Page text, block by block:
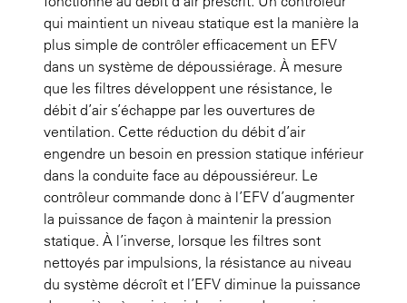
qui maintient un niveau statique est la manière la
plus simple de contrôler efficacement un EFV
dans un système de dépoussiérage. À mesure
que les filtres développent une résistance, le
débit d’air s’échappe par les ouvertures de
ventilation. Cette réduction du débit d’air
engendre un besoin en pression statique inférieur
dans la conduite face au dépoussiéreur. Le
contrôleur commande donc à l’EFV d’augmenter
la puissance de façon à maintenir la pression
statique. À l’inverse, lorsque les filtres sont
nettoyés par impulsions, la résistance au niveau
du système décroît et l’EFV diminue la puissance